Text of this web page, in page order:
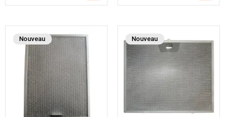
Nouveau Nouveau